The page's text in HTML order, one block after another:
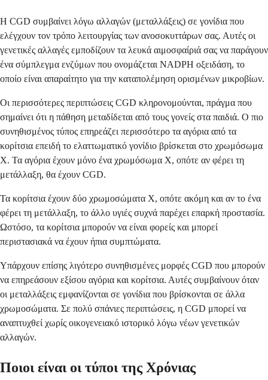
Η CGD συμβαίνει λόγω αλλαγών (μεταλλάξεις) σε γονίδια που
ελέγχουν τον τρόπο λειτουργίας των ανοσοκυττάρων σας. Αυτές οι
γενετικές αλλαγές εμποδίζουν τα λευκά αιμοσφαίριά σας να παράγουν
ένα σύμπλεγμα ενζύμων που ονομάζεται NADPH οξειδάση, το
οποίο είναι απαραίτητο για την καταπολέμηση ορισμένων μικροβίων.
Οι περισσότερες περιπτώσεις CGD κληρονομούνται, πράγμα που
σημαίνει ότι η πάθηση μεταδίδεται από τους γονείς στα παιδιά. Ο πιο
συνηθισμένος τύπος επηρεάζει περισσότερο τα αγόρια από τα
κορίτσια επειδή το ελαττωματικό γονίδιο βρίσκεται στο χρωμόσωμα
Χ. Τα αγόρια έχουν μόνο ένα χρωμόσωμα Χ, οπότε αν φέρει τη
μετάλλαξη, θα έχουν CGD.
Τα κορίτσια έχουν δύο χρωμοσώματα Χ, οπότε ακόμη και αν το ένα
φέρει τη μετάλλαξη, το άλλο υγιές συχνά παρέχει επαρκή προστασία.
Ωστόσο, τα κορίτσια μπορούν να είναι φορείς και μπορεί
περιστασιακά να έχουν ήπια συμπτώματα.
Υπάρχουν επίσης λιγότερο συνηθισμένες μορφές CGD που μπορούν
να επηρεάσουν εξίσου αγόρια και κορίτσια. Αυτές συμβαίνουν όταν
οι μεταλλάξεις εμφανίζονται σε γονίδια που βρίσκονται σε άλλα
χρωμοσώματα. Σε πολύ σπάνιες περιπτώσεις, η CGD μπορεί να
αναπτυχθεί χωρίς οικογενειακό ιστορικό λόγω νέων γενετικών
αλλαγών.
Ποιοι είναι οι τύποι της Χρόνιας